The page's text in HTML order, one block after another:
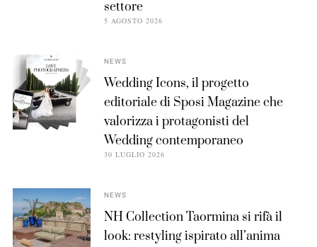
settore
5 AGOSTO 2026
NEWS
Wedding Icons, il progetto
editoriale di Sposi Magazine che
valorizza i protagonisti del
Wedding contemporaneo
30 LUGLIO 2026
NEWS
NH Collection Taormina si rifà il
look: restyling ispirato all’anima